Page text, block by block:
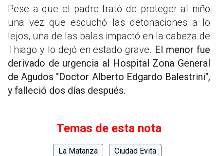
Pese a que el padre trató de proteger al niño
una vez que escuchó las detonaciones a lo
lejos, una de las balas impactó en la cabeza de
Thiago y lo dejó en estado grave. El menor fue
derivado de urgencia al Hospital Zona General
de Agudos "Doctor Alberto Edgardo Balestrini",
y falleció dos días después.
Temas de esta nota
La Matanza Ciudad Evita